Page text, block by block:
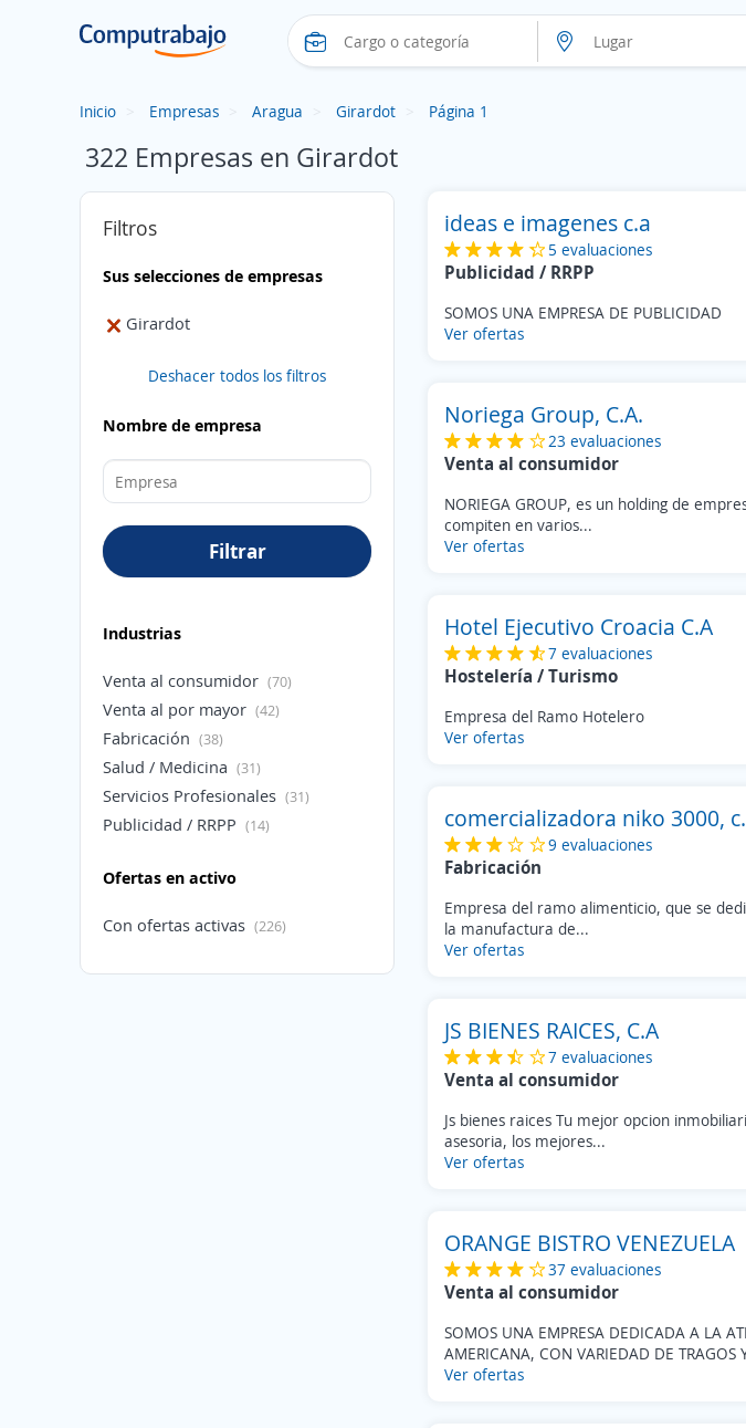
Inicio Empresas Aragua Girardot Página 1
322 Empresas en Girardot
Filtros
Sus selecciones de empresas
Girardot
Deshacer todos los filtros
Nombre de empresa
Filtrar
Industrias
Venta al consumidor (70)
Venta al por mayor (42)
Fabricación (38)
Salud / Medicina (31)
Servicios Profesionales (31)
Publicidad / RRPP (14)
Construcción / obras
Educación (8)
Ofertas en activo
Con ofertas activas (226)
ideas e imagenes c.a
5 evaluaciones
Publicidad / RRPP
SOMOS UNA EMPRESA DE PUBLICIDAD
Ver ofertas
Noriega Group, C.A.
23 evaluaciones
Venta al consumidor
NORIEGA GROUP, es un holding de
compiten en varios...
Ver ofertas
Hotel Ejecutivo Croacia C.A
7 evaluaciones
Hostelería / Turismo
Empresa del Ramo Hotelero
Ver ofertas
comercializadora niko 3000,
9 evaluaciones
Fabricación
Empresa del ramo alimenticio, que se
la manufactura de...
Ver ofertas
JS BIENES RAICES, C.A
7 evaluaciones
Venta al consumidor
Js bienes raices Tu mejor opcion
asesoria, los mejores...
Ver ofertas
ORANGE BISTRO VENEZUELA
37 evaluaciones
Venta al consumidor
SOMOS UNA EMPRESA DEDICADA A LA
AMERICANA, CON VARIEDAD DE TRAGOS
Ver ofertas